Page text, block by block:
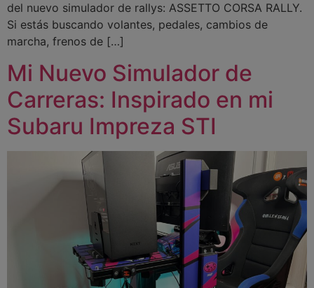
del nuevo simulador de rallys: ASSETTO CORSA RALLY.
Si estás buscando volantes, pedales, cambios de
marcha, frenos de […]
Mi Nuevo Simulador de
Carreras: Inspirado en mi
Subaru Impreza STI